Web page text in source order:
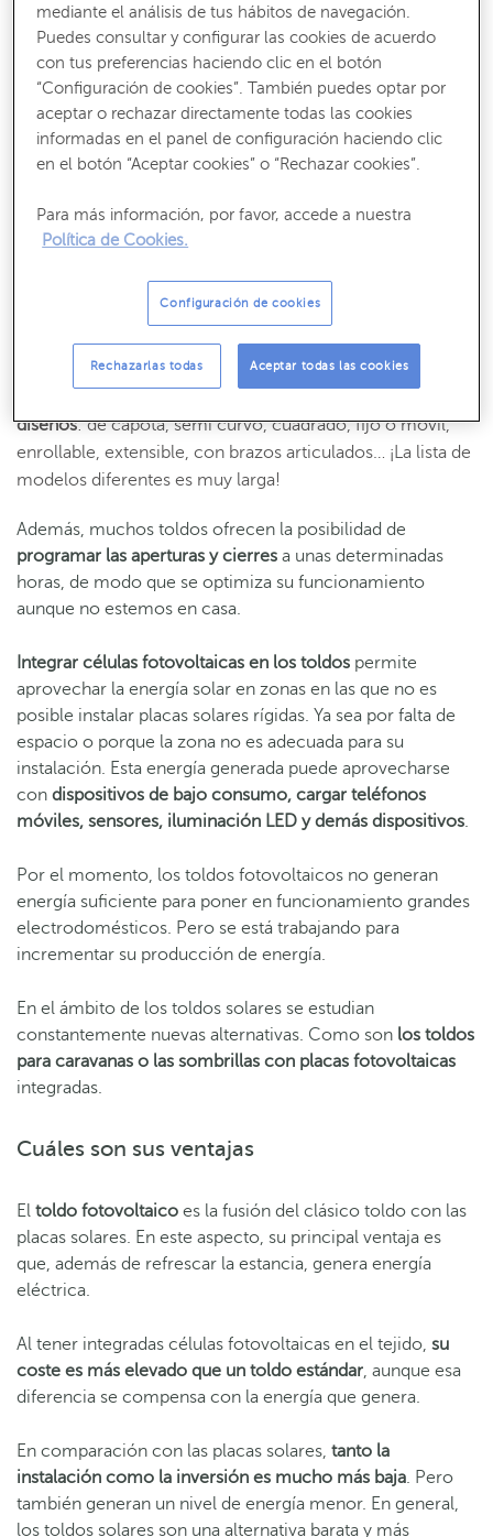
A la hora de elegir un toldo adecuado se deben tener en
cuenta una serie de factores:
Cuanto más densa sea la tela, más bloqueará los rayos
ultravioletas e infrarrojos, además de reducir más la
Para las zonas más soleadas se recomiendancolores
fríos y oscuros, mientras que si se ubican en zonas
sombrías, son más interesantes loscolores claros e
. De este modo se aporta un poco más de
Según el tamaño y forma de la zona (una ventaja, un
diseños: de capota, semi curvo, cuadrado, fijo o móvil,
enrollable, extensible, con brazos articulados… ¡La lista de
modelos diferentes es muy larga!
Además, muchos toldos ofrecen la posibilidad de
programar las aperturas y cierres a unas determinadas
horas, de modo que se optimiza su funcionamiento
aunque no estemos en casa.
Integrar células fotovoltaicas en los toldos permite
aprovechar la energía solar en zonas en las que no es
posible instalar placas solares rígidas. Ya sea por falta de
espacio o porque la zona no es adecuada para su
instalación. Esta energía generada puede aprovecharse
con dispositivos de bajo consumo, cargar teléfonos
móviles, sensores, iluminación LED y demás dispositivos.
Por el momento, los toldos fotovoltaicos no generan
energía suficiente para poner en funcionamiento grandes
electrodomésticos. Pero se está trabajando para
incrementar su producción de energía.
En el ámbito de los toldos solares se estudian
constantemente nuevas alternativas. Como son los toldos
para caravanas o las sombrillas con placas fotovoltaicas
integradas.
Cuáles son sus ventajas
El toldo fotovoltaico es la fusión del clásico toldo con las
placas solares. En este aspecto, su principal ventaja es
que, además de refrescar la estancia, genera energía
eléctrica.
Al tener integradas células fotovoltaicas en el tejido, su
coste es más elevado que un toldo estándar, aunque esa
diferencia se compensa con la energía que genera.
En comparación con las placas solares, tanto la
instalación como la inversión es mucho más baja. Pero
también generan un nivel de energía menor. En general,
los toldos solares son una alternativa barata y más
mediante el análisis de tus hábitos de navegación.
Puedes consultar y configurar las cookies de acuerdo
con tus preferencias haciendo clic en el botón
“Configuración de cookies”. También puedes optar por
aceptar o rechazar directamente todas las cookies
informadas en el panel de configuración haciendo clic
en el botón “Aceptar cookies” o “Rechazar cookies”.
Para más información, por favor, accede a nuestra
Política de Cookies.
Configuración de cookies
Rechazarlas todas Aceptar todas las cookies